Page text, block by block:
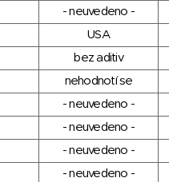
- neuvedeno -
USA
bez aditiv
nehodnotí se
- neuvedeno -
- neuvedeno -
- neuvedeno -
- neuvedeno -